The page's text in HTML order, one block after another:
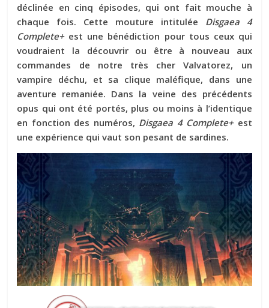
déclinée en cinq épisodes, qui ont fait mouche à
chaque fois. Cette mouture intitulée Disgaea 4
Complete+ est une bénédiction pour tous ceux qui
voudraient la découvrir ou être à nouveau aux
commandes de notre très cher Valvatorez, un
vampire déchu, et sa clique maléfique, dans une
aventure remaniée. Dans la veine des précédents
opus qui ont été portés, plus ou moins à l’identique
en fonction des numéros, Disgaea 4 Complete+ est
une expérience qui vaut son pesant de sardines.